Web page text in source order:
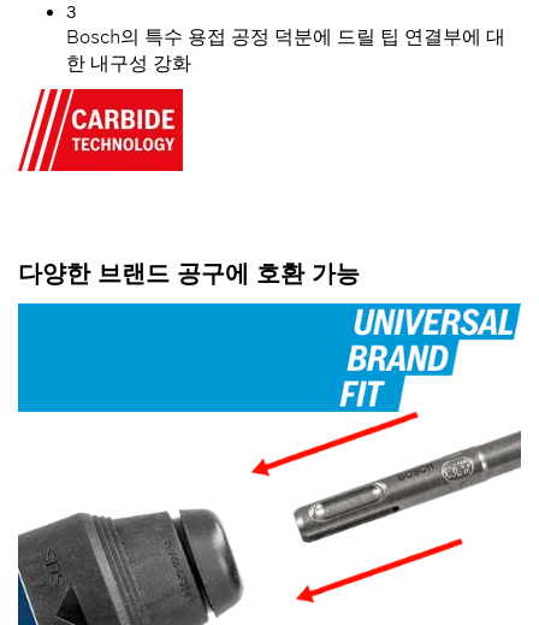
3
Bosch의 특수 용접 공정 덕분에 드릴 팁 연결부에 대
한 내구성 강화
다양한 브랜드 공구에 호환 가능